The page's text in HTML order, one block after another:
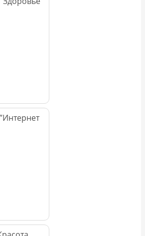
Интернет